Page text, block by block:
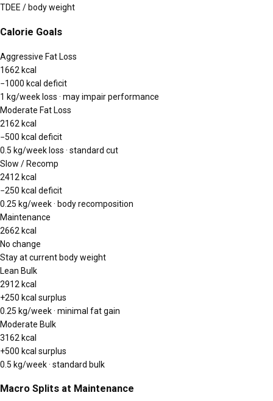
TDEE / body weight
Calorie Goals
Aggressive Fat Loss
1662 kcal
−1000 kcal deficit
1 kg/week loss · may impair performance
Moderate Fat Loss
2162 kcal
−500 kcal deficit
0.5 kg/week loss · standard cut
Slow / Recomp
2412 kcal
−250 kcal deficit
0.25 kg/week · body recomposition
Maintenance
2662 kcal
No change
Stay at current body weight
Lean Bulk
2912 kcal
+250 kcal surplus
0.25 kg/week · minimal fat gain
Moderate Bulk
3162 kcal
+500 kcal surplus
0.5 kg/week · standard bulk
Macro Splits at Maintenance